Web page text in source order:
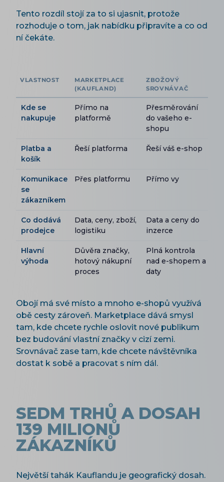
Tento rozdíl stojí za to si ujasnit, protože
rozhoduje o tom, jak nabídku připravíte a co od
ní čekáte.
VLASTNOST
MARKETPLACE
(KAUFLAND)
ZBOŽOVÝ
SROVNÁVAČ
Kde se
nakupuje
Přímo na
platformě
Přesměrování
do vašeho e-
shopu
Platba a
košík
Řeší platforma Řeší váš e-shop
Komunikace
se
zákazníkem
Přes platformu Přímo vy
Co dodává
prodejce
Data, ceny, zboží,
logistiku
Data a ceny do
inzerce
Hlavní
výhoda
Důvěra značky,
hotový nákupní
proces
Plná kontrola
nad e-shopem a
daty
Obojí má své místo a mnoho e-shopů využívá
obě cesty zároveň. Marketplace dává smysl
tam, kde chcete rychle oslovit nové publikum
bez budování vlastní značky v cizí zemi.
Srovnávač zase tam, kde chcete návštěvníka
dostat k sobě a pracovat s ním dál.
SEDM TRHŮ A DOSAH
139 MILIONŮ
ZÁKAZNÍKŮ
Největší tahák Kauflandu je geografický dosah.